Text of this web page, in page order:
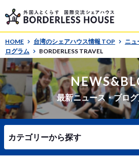
HOME 台湾のシェアハウス情報 TOP ニュ
ログラム
BORDERLESS TRAVEL
最新ニュース・ブロ
カテゴリーから探す